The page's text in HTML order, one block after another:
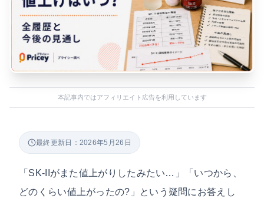
本記事内ではアフィリエイト広告を利用しています
最終更新日：2026年5月26日
「SK-IIがまた値上がりしたみたい…」「いつから、
どのくらい値上がったの?」という疑問にお答えし